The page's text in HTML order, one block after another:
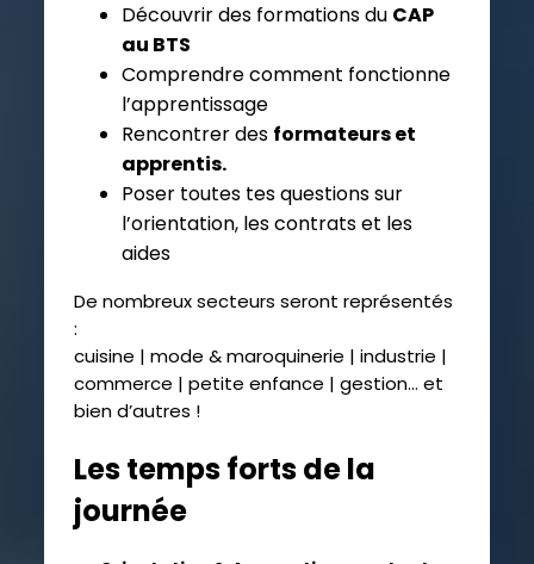
Découvrir des formations du CAP
au BTS
Comprendre comment fonctionne
l’apprentissage
Rencontrer des formateurs et
apprentis.
Poser toutes tes questions sur
l’orientation, les contrats et les
aides
De nombreux secteurs seront représentés
:
cuisine | mode & maroquinerie | industrie |
commerce | petite enfance | gestion… et
bien d’autres !
Les temps forts de la
journée